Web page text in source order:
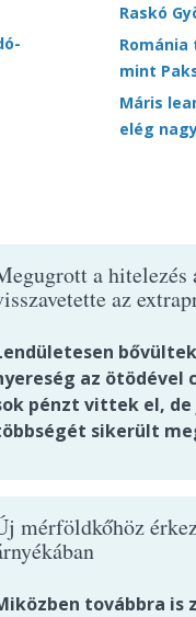
Raskó
mint
Máris
elég
a hitelezés
az
az ötödével
pénzt vittek el,
sikerült
mérföldkőhöz
továbbra